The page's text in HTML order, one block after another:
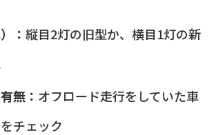
： 縦目2灯の旧型か、横目1灯の新
無： オフロード走行をしていた車
チェック